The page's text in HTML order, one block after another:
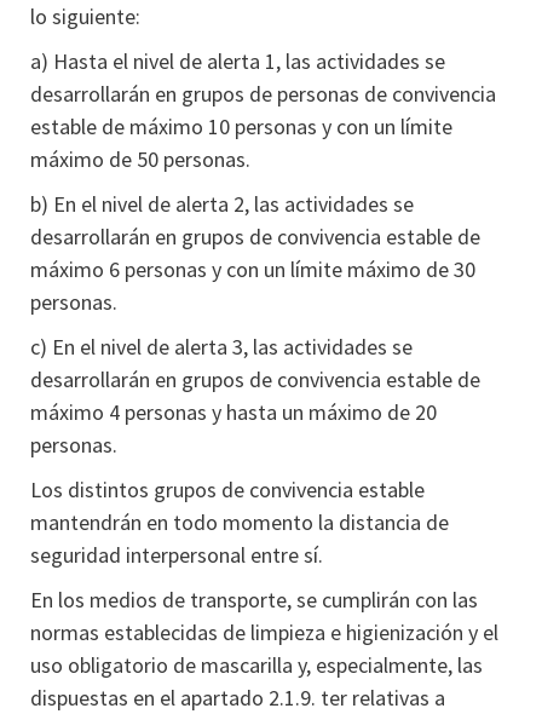
lo siguiente:
a) Hasta el nivel de alerta 1, las actividades se
desarrollarán en grupos de personas de convivencia
estable de máximo 10 personas y con un límite
máximo de 50 personas.
b) En el nivel de alerta 2, las actividades se
desarrollarán en grupos de convivencia estable de
máximo 6 personas y con un límite máximo de 30
personas.
c) En el nivel de alerta 3, las actividades se
desarrollarán en grupos de convivencia estable de
máximo 4 personas y hasta un máximo de 20
personas.
Los distintos grupos de convivencia estable
mantendrán en todo momento la distancia de
seguridad interpersonal entre sí.
En los medios de transporte, se cumplirán con las
normas establecidas de limpieza e higienización y el
uso obligatorio de mascarilla y, especialmente, las
dispuestas en el apartado 2.1.9. ter relativas a